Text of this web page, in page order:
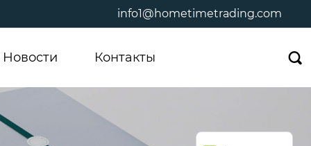
info1@hometimetrading.com
Новости Контакты 